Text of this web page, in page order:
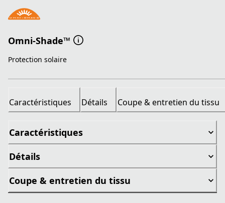
Omni-Shade™
Protection solaire
Caractéristiques Détails Coupe & entretien du tissu
Caractéristiques
Détails
Coupe & entretien du tissu